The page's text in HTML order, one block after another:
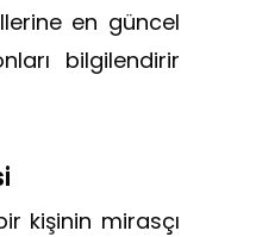
en güncel
bilgilendirir
kişinin mirasçı